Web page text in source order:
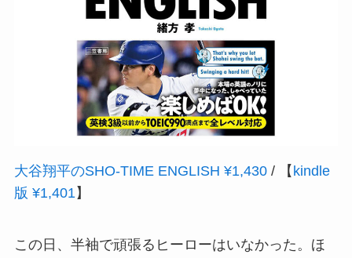
大谷翔平のSHO‐TIME ENGLISH ¥1,430/ 【 kindle
版 ¥1,401】
この日、半袖で頑張るヒーローはいなかった。ほ